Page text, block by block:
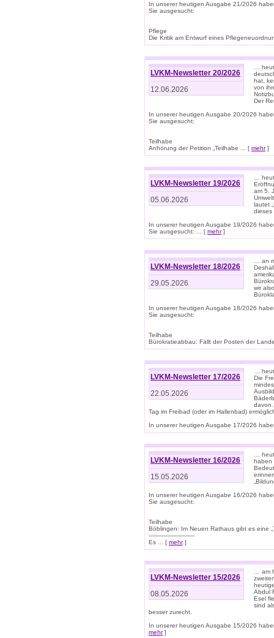
In unserer heutigen Ausgabe 21/2026
Sie ausgesucht:
Pflege
Die Kritik am Entwurf eines
LVKM-Newsletter 20/2026
12.06.2026
…
hat,
von
Der
In unserer heutigen Ausgabe 20/2026
Sie ausgesucht:
Teilhabe
Anhörung der Petition „Teilhabe ... [ mehr]
LVKM-Newsletter 19/2026
05.06.2026
…
am 5.
lautet
dieses
In unserer heutigen Ausgabe 19/2026
Sie ausgesucht: ... [ mehr]
LVKM-Newsletter 18/2026
29.05.2026
… an
wir
In unserer heutigen Ausgabe 18/2026
Sie ausgesucht:
Teilhabe
Bürokratieabbau: Fällt der Posten der
LVKM-Newsletter 17/2026
22.05.2026
…
Die
davon.
Tag im Freibad (oder im Hallenbad)
In unserer heutigen Ausgabe 17/2026
LVKM-Newsletter 16/2026
15.05.2026
…
haben
In unserer heutigen Ausgabe 16/2026
Sie ausgesucht:
Teilhabe
Böblingen: Im Neuen Rathaus gibt es eine
-------------------------
Es ... [ mehr]
LVKM-Newsletter 15/2026
08.05.2026
… am
Abdul
Esel
sind
besser zurecht.
In unserer heutigen Ausgabe 15/2026
mehr]